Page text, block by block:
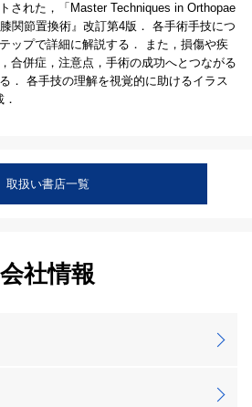
された，「Master Techniques in Orthopae
関節置換術』改訂第4版． 各手術手技につ
ップで詳細に解説する． また，損傷や疾
合併症，注意点，手術の成功へとつながる
． 各手技の理解を視覚的に助けるイラス
取扱い書店一覧
会社情報